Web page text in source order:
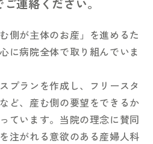
連絡ください。
側が主体のお産」を進めるた
に病院全体で取り組んでいま
プランを作成し、フリースタ
ど、産む側の要望をできるか
ています。当院の理念に賛同
注がれる意欲のある産婦人科